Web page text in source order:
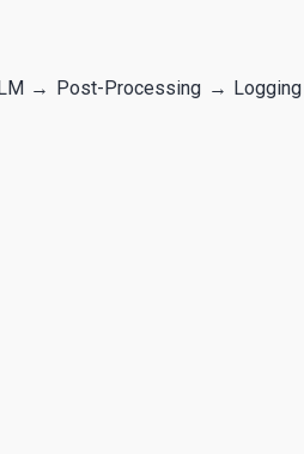
→ Post-Processing →